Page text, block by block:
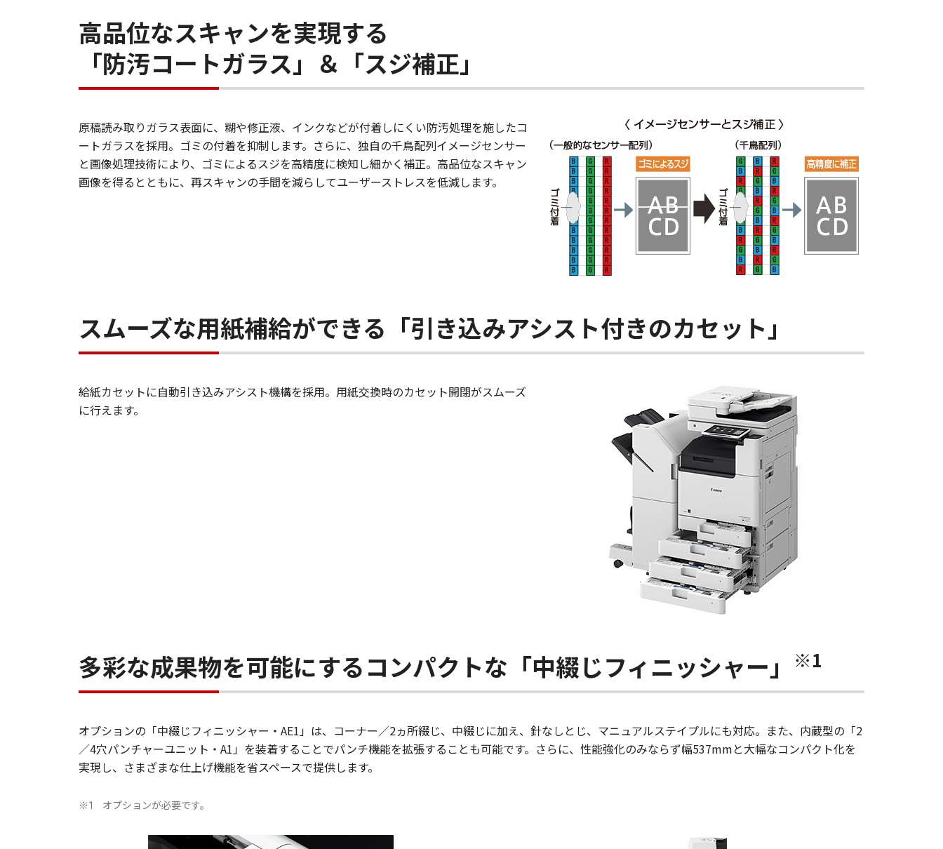
高品位なスキャンを実現する
「防汚コートガラス」＆「スジ補正」
原稿読み取りガラス表面に、糊や修正液、インクなどが付着しにくい防汚処理を施したコ
ートガラスを採用。ゴミの付着を抑制します。さらに、独自の千鳥配列イメージセンサー
と画像処理技術により、ゴミによるスジを高精度に検知し細かく補正。高品位なスキャン
画像を得るとともに、再スキャンの手間を減らしてユーザーストレスを低減します。
スムーズな用紙補給ができる「引き込みアシスト付きのカセット」
給紙カセットに自動引き込みアシスト機構を採用。用紙交換時のカセット開閉がスムーズ
に行えます。
多彩な成果物を可能にするコンパクトな「中綴じフィニッシャー」 ※1
オプションの「中綴じフィニッシャー・AE1」は、コーナー／2ヵ所綴じ、中綴じに加え、針なしとじ、マニュアルステイプルにも対応。また、内蔵型の「2
／4穴パンチャーユニット・A1」を装着することでパンチ機能を拡張することも可能です。さらに、性能強化のみならず幅537mmと大幅なコンパクト化を
実現し、さまざまな仕上げ機能を省スペースで提供します。
※1 オプションが必要です。